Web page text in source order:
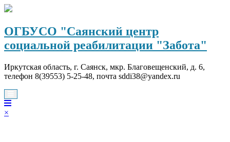
Перейти
содержимому
ОГБУСО "Саянский центр
социальной реабилитации "Забота"
Иркутская область, г. Саянск, мкр. Благовещенский, д. 6,
телефон 8(39553) 5-25-48, почта sddi38@yandex.ru
×